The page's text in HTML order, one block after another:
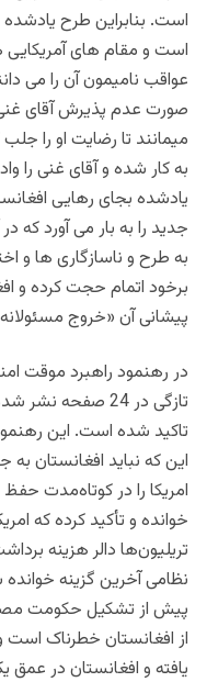
است. بنابراین طرح
است و مقام های
عواقب نامیمون آن را می
صورت عدم پذیرش آقای
میمانند تا رضایت او را
به کار شده و آقای غنی را
یادشده بجای رهایی
جدید را به بار می آورد که
به طرح و ناسازگاری ها و
برخود اتمام حجت کرده و
پیشانی آن «خروج
در رهنمود راهبرد موقت
تازگی در 24
تاکید شده است. این
این که نباید افغانستان
امریکا را در کوتاه‌مدت
خوانده و تأکید کرده که
تریلیون‌ها دالر هزینه
نظامی آخرین گزینه خوانده
پیش از تشکیل حکومت
از افغانستان خطرناک
یافته و افغانستان در